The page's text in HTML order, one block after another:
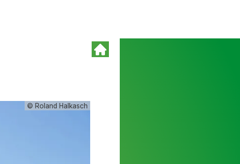
© Roland Halkasch